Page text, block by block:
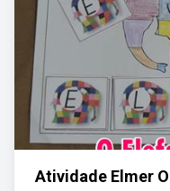
Atividade Elmer